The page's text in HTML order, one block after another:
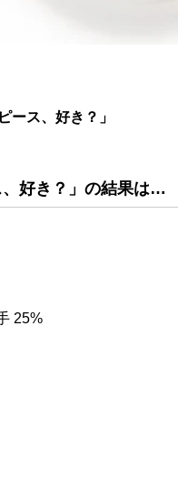
ース、好き？」
好き？」 の結果は…
25%